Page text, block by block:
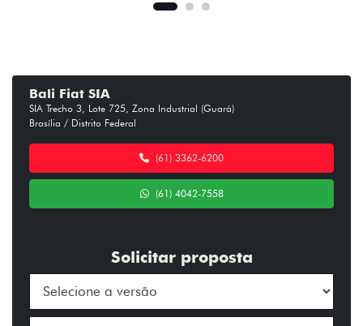
Bali Fiat SIA
SIA Trecho 3, Lote 725, Zona Industrial (Guará)
Brasília / Distrito Federal
(61) 3362-6200
(61) 4042-7558
Solicitar proposta